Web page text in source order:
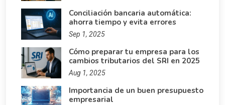
Conciliación bancaria automática:
ahorra tiempo y evita errores
Sep 1, 2025
Cómo preparar tu empresa para los
cambios tributarios del SRI en 2025
Aug 1, 2025
Importancia de un buen presupuesto
empresarial